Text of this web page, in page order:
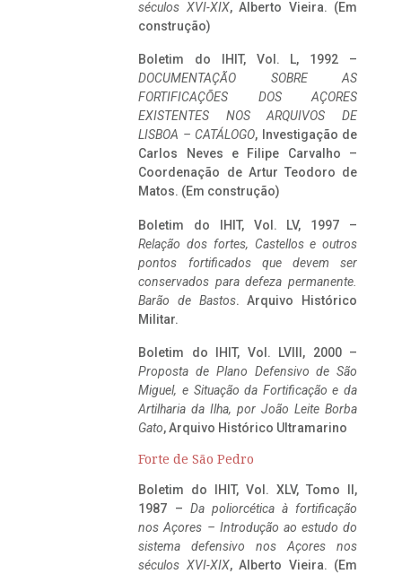
séculos XVI-XIX, Alberto Vieira. (Em
construção)
Boletim do IHIT, Vol. L, 1992 –
DOCUMENTAÇÃO SOBRE AS
FORTIFICAÇÕES DOS AÇORES
EXISTENTES NOS ARQUIVOS DE
LISBOA – CATÁLOGO, Investigação de
Carlos Neves e Filipe Carvalho –
Coordenação de Artur Teodoro de
Matos. (Em construção)
Boletim do IHIT, Vol. LV, 1997 –
Relação dos fortes, Castellos e outros
pontos fortificados que devem ser
conservados para defeza permanente.
Barão de Bastos. Arquivo Histórico
Militar.
Boletim do IHIT, Vol. LVIII, 2000 –
Proposta de Plano Defensivo de São
Miguel, e Situação da Fortificação e da
Artilharia da Ilha, por João Leite Borba
Gato, Arquivo Histórico Ultramarino
Forte de São Pedro
Boletim do IHIT, Vol. XLV, Tomo II,
1987 – Da poliorcética à fortificação
nos Açores – Introdução ao estudo do
sistema defensivo nos Açores nos
séculos XVI-XIX, Alberto Vieira. (Em